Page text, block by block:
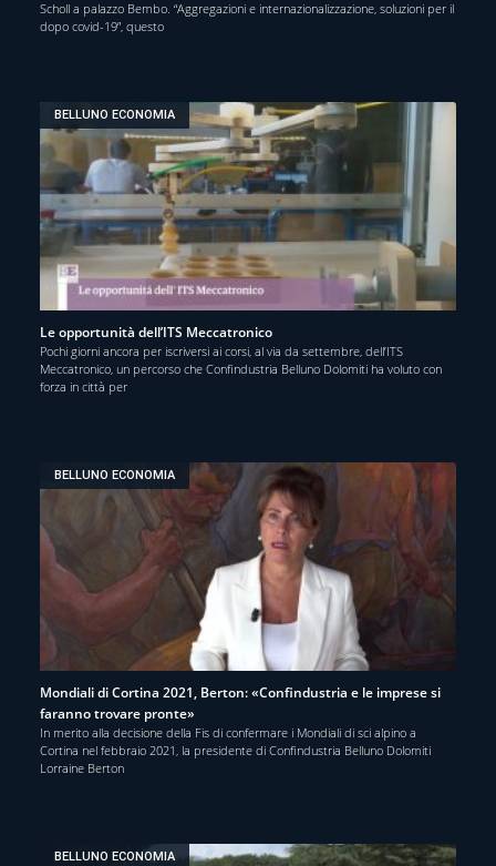
Scholl a palazzo Bembo. “Aggregazioni e internazionalizzazione, soluzioni per il
dopo covid-19”, questo
BELLUNO ECONOMIA
Le opportunità dell’ITS Meccatronico
Pochi giorni ancora per iscriversi ai corsi, al via da settembre, dell’ITS
Meccatronico, un percorso che Confindustria Belluno Dolomiti ha voluto con
forza in città per
BELLUNO ECONOMIA
Mondiali di Cortina 2021, Berton: «Confindustria e le imprese si
faranno trovare pronte»
In merito alla decisione della Fis di confermare i Mondiali di sci alpino a
Cortina nel febbraio 2021, la presidente di Confindustria Belluno Dolomiti
Lorraine Berton
BELLUNO ECONOMIA